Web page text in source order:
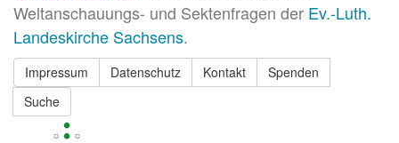
Weltanschauungs- und Sektenfragen der Ev.-Luth.
Landeskirche Sachsens.
Impressum Datenschutz Kontakt
Spenden
Suche